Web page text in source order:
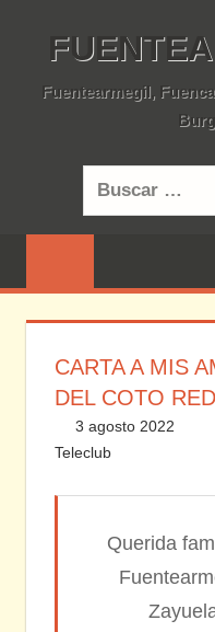
Fuentearmegil,
Buscar:
CARTA A MIS
DEL COTO
3 agosto 2022
Teleclub
Querida